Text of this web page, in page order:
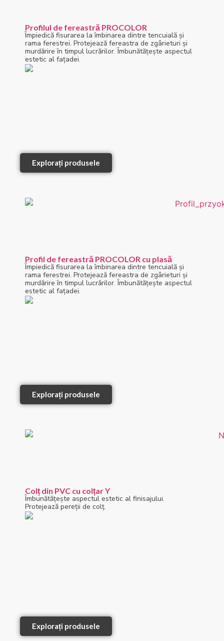
Profilul de fereastră PROCOLOR
Împiedică fisurarea la îmbinarea dintre tencuială și
rama ferestrei. Protejează fereastra de zgârieturi și
murdărire în timpul lucrărilor. Îmbunătățește aspectul
estetic al fațadei.
Explorați produsele
Profil de fereastră PROCOLOR cu plasă
Împiedică fisurarea la îmbinarea dintre tencuială și
rama ferestrei. Protejează fereastra de zgârieturi și
murdărire în timpul lucrărilor. Îmbunătățește aspectul
estetic al fațadei.
Explorați produsele
Colț din PVC cu colțar Y
Îmbunătățește aspectul estetic al finisajului.
Protejează pereții de colț.
Explorați produsele